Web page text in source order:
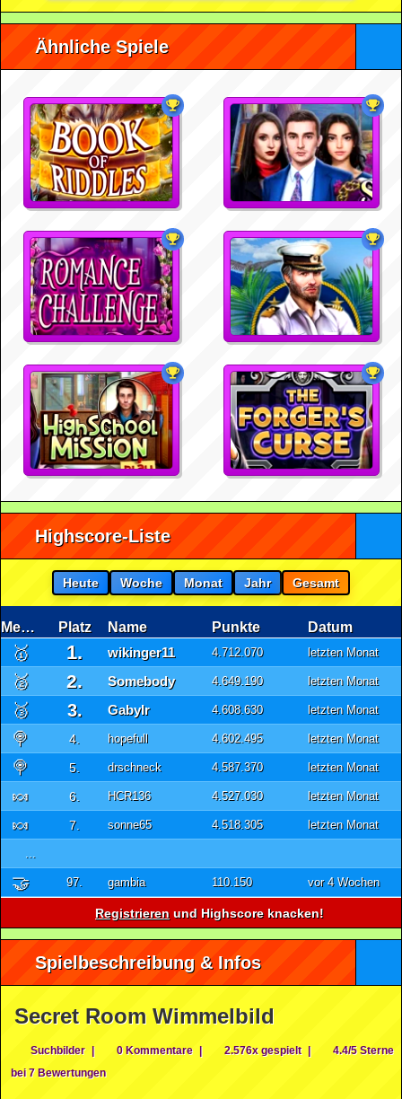
Ähnliche Spiele
Highscore-Liste
Heute Woche Monat Jahr Gesamt
Medaille Platz Name Punkte Datum
🥇 1. wikinger11 4.712.070 letzten Monat
🥈 2. Somebody 4.649.190 letzten Monat
🥉 3. GabyIr 4.608.630 letzten Monat
🍭 4. hopefull 4.602.495 letzten Monat
🍭 5. drschneck 4.587.370 letzten Monat
🍬 6. HCR136 4.527.030 letzten Monat
🍬 7. sonne65 4.518.305 letzten Monat
...
🤝 97. gambia 110.150 vor 4 Wochen
Registrieren und Highscore knacken!
Spielbeschreibung & Infos
Secret Room Wimmelbild
Suchbilder | 0 Kommentare | 2.576x gespielt |
4.4/5 Sterne
bei 7 Bewertungen